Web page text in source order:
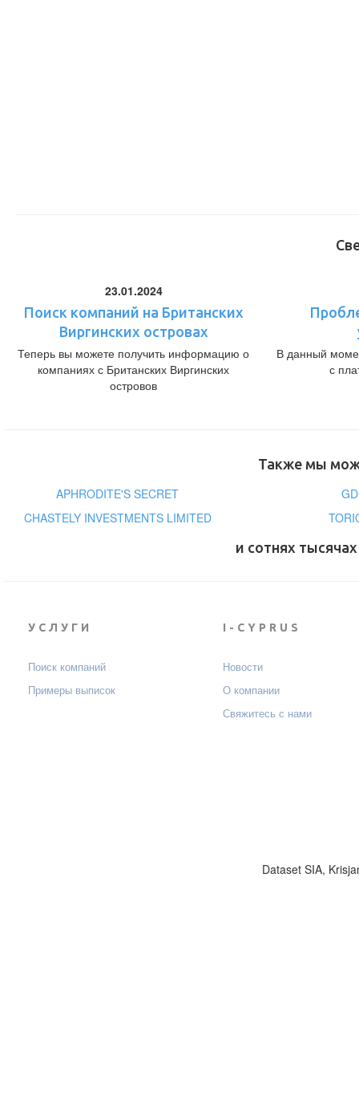
23.01.2024
Поиск компаний на Британских
Виргинских островах
Теперь вы можете получить информацию о
компаниях с Британских Виргинских
островов
В данный
с
Также мы
APHRODITE'S SECRET
CHASTELY INVESTMENTS LIMITED
и сотнях
УСЛУГИ
Поиск компаний
Примеры выписок
I-CYPRUS
Новости
О компании
Свяжитесь с нами
Dataset SIA,